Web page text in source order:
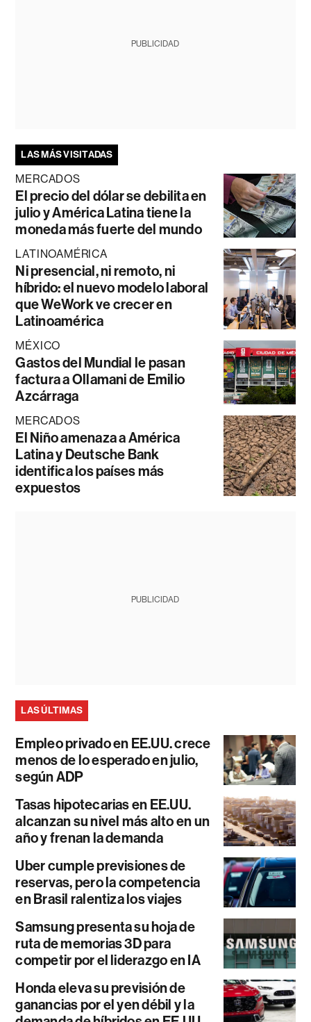
PUBLICIDAD
LAS MÁS VISITADAS
MERCADOS
El precio del dólar se debilita en
julio y América Latina tiene la
moneda más fuerte del mundo
LATINOAMÉRICA
Ni presencial, ni remoto, ni
híbrido: el nuevo modelo laboral
que WeWork ve crecer en
Latinoamérica
MÉXICO
Gastos del Mundial le pasan
factura a Ollamani de Emilio
Azcárraga
MERCADOS
El Niño amenaza a América
Latina y Deutsche Bank
identifica los países más
expuestos
PUBLICIDAD
LAS ÚLTIMAS
Empleo privado en EE.UU. crece
menos de lo esperado en julio,
según ADP
Tasas hipotecarias en EE.UU.
alcanzan su nivel más alto en un
año y frenan la demanda
Uber cumple previsiones de
reservas, pero la competencia
en Brasil ralentiza los viajes
Samsung presenta su hoja de
ruta de memorias 3D para
competir por el liderazgo en IA
Honda eleva su previsión de
ganancias por el yen débil y la